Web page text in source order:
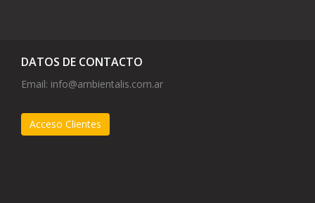
DATOS DE CONTACTO
Email: info@ambientalis.com.ar
Acceso Clientes